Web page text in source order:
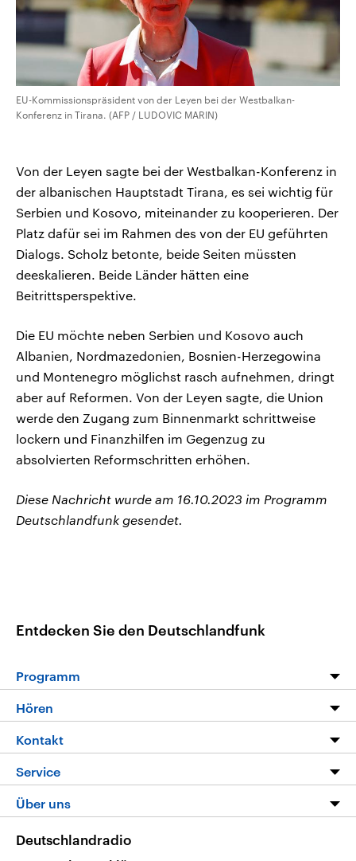
EU-Kommissionspräsident von der Leyen bei der Westbalkan-
Konferenz in Tirana. (AFP / LUDOVIC MARIN)
Von der Leyen sagte bei der Westbalkan-Konferenz in
der albanischen Hauptstadt Tirana, es sei wichtig für
Serbien und Kosovo, miteinander zu kooperieren. Der
Platz dafür sei im Rahmen des von der EU geführten
Dialogs. Scholz betonte, beide Seiten müssten
deeskalieren. Beide Länder hätten eine
Beitrittsperspektive.
Die EU möchte neben Serbien und Kosovo auch
Albanien, Nordmazedonien, Bosnien-Herzegowina
und Montenegro möglichst rasch aufnehmen, dringt
aber auf Reformen. Von der Leyen sagte, die Union
werde den Zugang zum Binnenmarkt schrittweise
lockern und Finanzhilfen im Gegenzug zu
absolvierten Reformschritten erhöhen.
Diese Nachricht wurde am 16.10.2023 im Programm
Deutschlandfunk gesendet.
Entdecken Sie den Deutschlandfunk
Programm
Programm
Die Nachrichten
Nachrichtenleicht
Neue Beiträge auf dlf.de
Hören
Livestream
Podcasts
Deutschlandfunk App
Nachrichten App
Kontakt
Hörerservice
Service
FAQ
Veranstaltungen
Über uns
Deutschlandradio